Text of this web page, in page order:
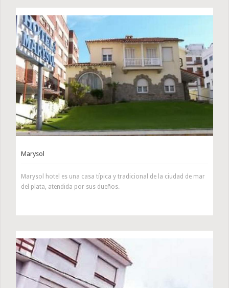
Marysol
Marysol hotel es una casa típica y tradicional de la ciudad de mar
del plata, atendida por sus dueños.